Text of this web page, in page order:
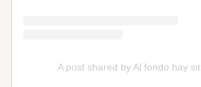
A post shared by Al fondo hay